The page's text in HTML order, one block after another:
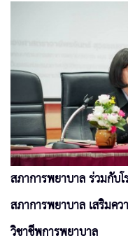
สภาการพยาบาล ร่วมกับ
สภาการพยาบาล เสริมค
วิชาชีพการพยาบาล